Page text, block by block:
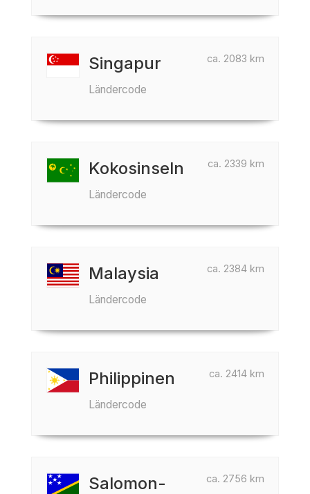
ca. 2083 km
Singapur
Ländercode
ca. 2339 km
Kokosinseln
Ländercode
ca. 2384 km
Malaysia
Ländercode
ca. 2414 km
Philippinen
Ländercode
ca. 2756 km
Salomon-